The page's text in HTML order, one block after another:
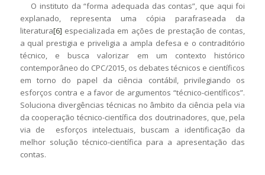
O instituto da “forma adequada das contas”, que aqui foi
explanado, representa uma cópia parafraseada da
literatura[6] especializada em ações de prestação de contas,
a qual prestigia e priveligia a ampla defesa e o contraditório
técnico, e busca valorizar em um contexto histórico
contemporâneo do CPC/2015, os debates técnicos e científicos
em torno do papel da ciência contábil, privilegiando os
esforços contra e a favor de argumentos “técnico-científicos”.
Soluciona divergências técnicas no âmbito da ciência pela via
da cooperação técnico-científica dos doutrinadores, que, pela
via de esforços intelectuais, buscam a identificação da
melhor solução técnico-científica para a apresentação das
contas.